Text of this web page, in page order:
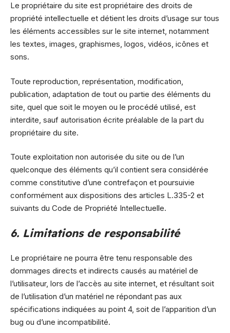
Le propriétaire du site est propriétaire des droits de
propriété intellectuelle et détient les droits d’usage sur tous
les éléments accessibles sur le site internet, notamment
les textes, images, graphismes, logos, vidéos, icônes et
sons.
Toute reproduction, représentation, modification,
publication, adaptation de tout ou partie des éléments du
site, quel que soit le moyen ou le procédé utilisé, est
interdite, sauf autorisation écrite préalable de la part du
propriétaire du site.
Toute exploitation non autorisée du site ou de l’un
quelconque des éléments qu’il contient sera considérée
comme constitutive d’une contrefaçon et poursuivie
conformément aux dispositions des articles L.335-2 et
suivants du Code de Propriété Intellectuelle.
6. Limitations de responsabilité
Le propriétaire ne pourra être tenu responsable des
dommages directs et indirects causés au matériel de
l’utilisateur, lors de l’accès au site internet, et résultant soit
de l’utilisation d’un matériel ne répondant pas aux
spécifications indiquées au point 4, soit de l’apparition d’un
bug ou d’une incompatibilité.